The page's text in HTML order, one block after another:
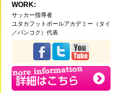
WORK:
サッカー指導者
ユタカフットボールアカデミー（タイ
／バンコク）代表